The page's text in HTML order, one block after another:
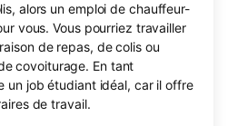
alors un emploi de chauffeur-
vous. Vous pourriez travailler
de repas, de colis ou
covoiturage. En tant
un job étudiant idéal, car il offre
de travail.